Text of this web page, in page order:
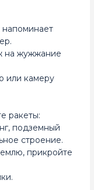
напоминает
на жужжание
или камеру
ракеты:
подземный
строение.
прикройте